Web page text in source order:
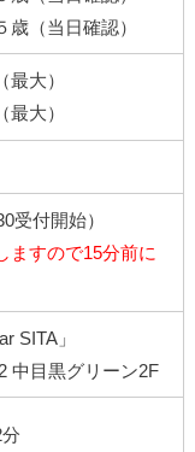
歳（当日確認）
最大）
最大）
受付開始）
ますので15分前に
SITA」
中目黒グリーン2F